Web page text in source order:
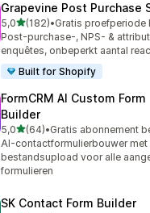
Grapevine Post Purchase
5,0van 5 sterren
(182)
182 recensies in totaal
•
Post-purchase-, NPS- &
enquêtes, onbeperkt aantal
Built for Shopify
FormCRM AI Custom Form
Builder
5,0van 5 sterren
(64)
64 recensies in totaal
•
AI-contactformulierbouwer met
bestandsupload voor alle
formulieren
SK Contact Form Builder